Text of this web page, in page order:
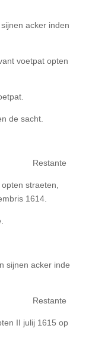
acker inden
opten
de sacht.
straeten,
1614.
sijnen acker inde
julij 1615 op